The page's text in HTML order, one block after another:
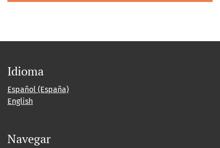
Idioma
Español (España)
English
Navegar